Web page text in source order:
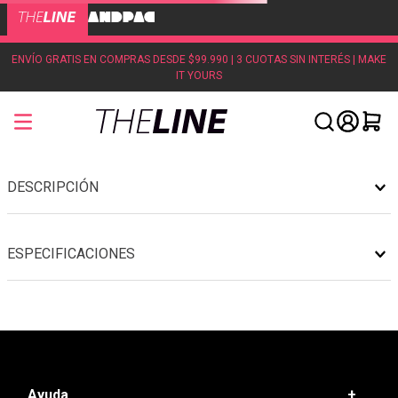
ENVÍO GRATIS EN COMPRAS DESDE $99.990 | 3 CUOTAS SIN INTERÉS | MAKE
IT YOURS
DESCRIPCIÓN
ESPECIFICACIONES